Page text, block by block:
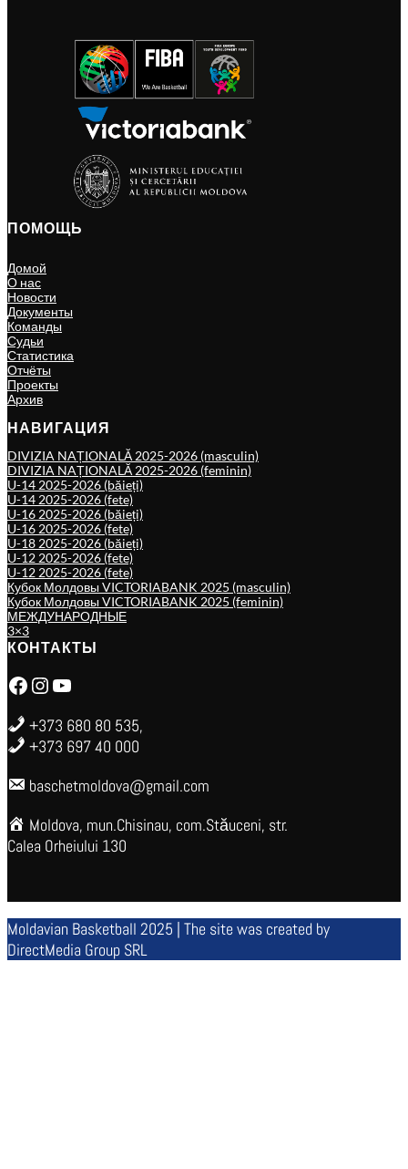
ПОМОЩЬ
Домой
О нас
Новости
Документы
Команды
Судьи
Статистика
Отчёты
Проекты
Архив
НАВИГАЦИЯ
DIVIZIA NAȚIONALĂ 2025-2026 (masculin)
DIVIZIA NAȚIONALĂ 2025-2026 (feminin)
U-14 2025-2026 (băieți)
U-14 2025-2026 (fete)
U-16 2025-2026 (băieți)
U-16 2025-2026 (fete)
U-18 2025-2026 (băieți)
U-12 2025-2026 (fete)
U-12 2025-2026 (fete)
Кубок Молдовы VICTORIABANK 2025 (masculin)
Кубок Молдовы VICTORIABANK 2025 (feminin)
МЕЖДУНАРОДНЫЕ
3×3
КОНТАКТЫ
Facebook Instagram YouTube
+373 680 80 535,
+373 697 40 000
baschetmoldova@gmail.com
Moldova, mun.Chisinau, com.Stăuceni, str.
Calea Orheiului 130
Moldavian Basketball 2025 | The site was created by
DirectMedia Group SRL